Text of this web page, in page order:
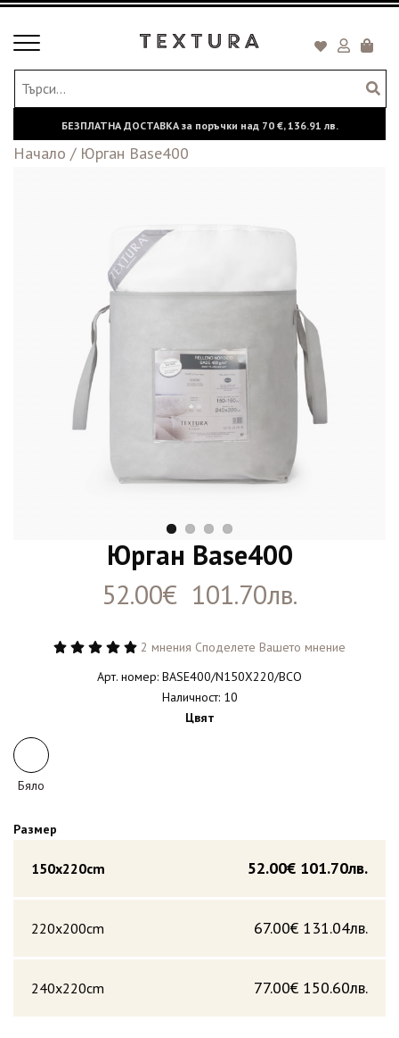
Toggle
БЕЗПЛАТНА ДОСТАВКА за поръчки над 70 €,136.91 лв.
Начало / Юрган Base400
Юрган Base400
52.00€ 101.70лв.
2 мнения Споделете Вашето мнение
Арт. номер: BASE400/N150X220/BCO
Наличност: 10
Цвят
Бяло
Размер
150x220cm 101.70лв.
52.00€
220x200cm 131.04лв.
67.00€
240x220cm 150.60лв.
77.00€